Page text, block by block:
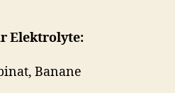
Elektrolyte:
Banane